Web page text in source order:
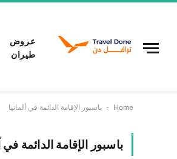
عروض
طيران
Home
- باسبور الإقامة الدائمة في ألمانيا
باسبور الإقامة الدائمة في